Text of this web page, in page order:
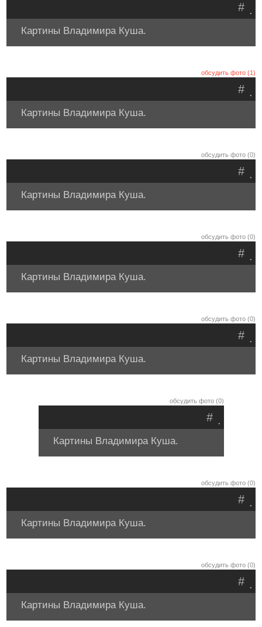
.
#
Картины Владимира Куша.
обсудить фото (1)
.
#
Картины Владимира Куша.
обсудить фото (0)
.
#
Картины Владимира Куша.
обсудить фото (0)
.
#
Картины Владимира Куша.
обсудить фото (0)
.
#
Картины Владимира Куша.
обсудить фото (0)
.
#
Картины Владимира Куша.
обсудить фото (0)
.
#
Картины Владимира Куша.
обсудить фото (0)
.
#
Картины Владимира Куша.